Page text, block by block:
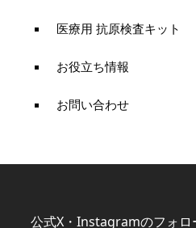
医療用 抗原検査キット
お役立ち情報
お問い合わせ
公式X・Instagramのフォロ